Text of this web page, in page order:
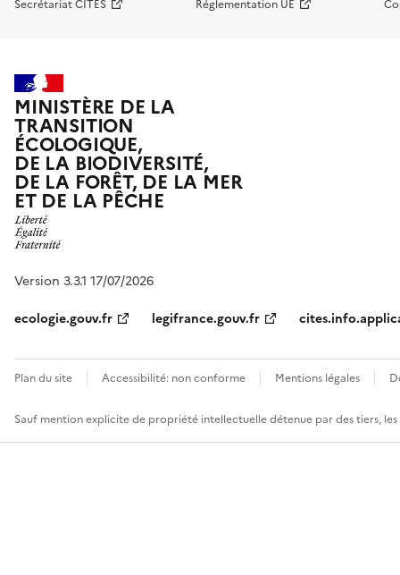
Secrétariat CITES Réglementation UE
MINISTÈRE DE LA
TRANSITION
ÉCOLOGIQUE,
DE LA BIODIVERSITÉ,
DE LA FORÊT, DE LA MER
ET DE LA PÊCHE
Version 3.3.1 17/07/2026
ecologie.gouv.fr
legifrance.gouv.fr
Plan du site Accessibilité: non conforme Mentions légales
Sauf mention explicite de propriété intellectuelle détenue par des tiers,